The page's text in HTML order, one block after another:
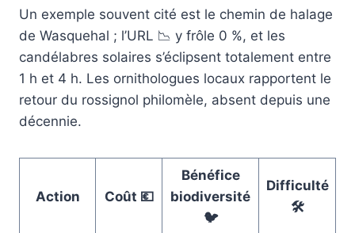
Un exemple souvent cité est le chemin de halage
de Wasquehal ; l’URL 📉 y frôle 0 %, et les
candélabres solaires s’éclipsent totalement entre
1 h et 4 h. Les ornithologues locaux rapportent le
retour du rossignol philomèle, absent depuis une
décennie.
Action Coût 💶
Bénéfice
biodiversité
🐦
Difficulté
🛠️